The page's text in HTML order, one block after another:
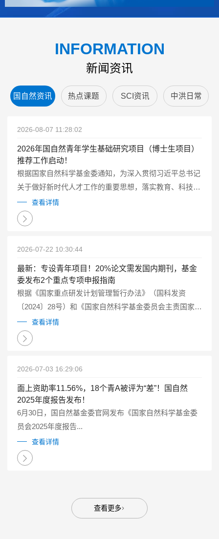
INFORMATION
新闻资讯
国自然资讯 热点课题 SCI资讯 中洪日常
2026-08-07 11:28:02
2026年国自然青年学生基础研究项目（博士生项目）
推荐工作启动！
根据国家自然科学基金委通知，为深入贯彻习近平总书记
关于做好新时代人才工作的重要思想，落实教育、科技、
人才一体化发展的要求，2026年自然科学基金委继续试点
实施国家自然科学基金青年学生基础研究项目（博士研究
生）（以下简称博士生项目）...
查看详情
2026-07-22 10:30:44
最新：专设青年项目！20%论文需发国内期刊，基金
委发布2个重点专项申报指南
根据《国家重点研发计划管理暂行办法》（国科发资
〔2024〕28号）和《国家自然科学基金委员会主责国家重
点研发计划重点专项管理实施细则（试行）》（国科金发
计〔2025〕1号）有关要求...
查看详情
2026-07-03 16:29:06
面上资助率11.56%，18个青A被评为“差”！国自然
2025年度报告发布！
6月30日，国自然基金委官网发布《国家自然科学基金委
员会2025年度报告...
查看详情
查看更多